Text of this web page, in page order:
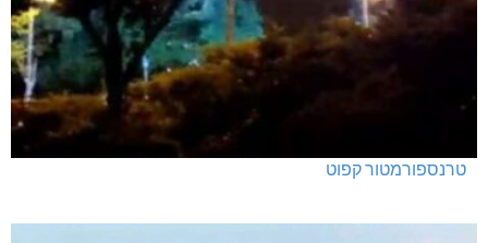
טרנספורמטור קפוט